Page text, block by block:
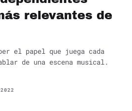
relevantes de
el papel que juega cada
de una escena musical.